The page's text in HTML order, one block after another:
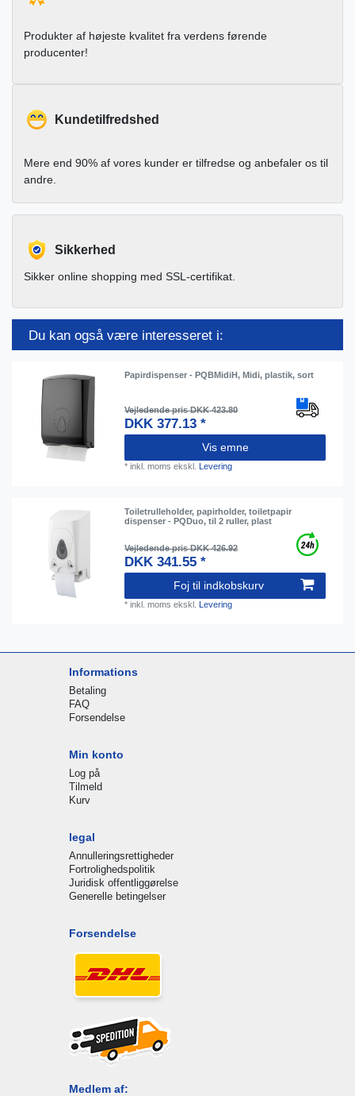
Produkter af højeste kvalitet fra verdens førende
producenter!
Kundetilfredshed
Mere end 90% af vores kunder er tilfredse og anbefaler os til
andre.
Sikkerhed
Sikker online shopping med SSL-certifikat.
Du kan også være interesseret i:
Papirdispenser - PQBMidiH, Midi, plastik, sort
Vejledende pris DKK 423.80
DKK 377.13 *
Vis emne
*inkl. moms ekskl. Levering
Toiletrulleholder, papirholder, toiletpapir
dispenser - PQDuo, til 2 ruller, plast
Vejledende pris DKK 426.92
DKK 341.55 *
Foj til indkobskurv
*inkl. moms ekskl. Levering
Informations
Betaling
FAQ
Forsendelse
Min konto
Log på
Tilmeld
Kurv
legal
Annulleringsrettigheder
Fortrolighedspolitik
Juridisk offentliggørelse
Generelle betingelser
Forsendelse
Medlem af: